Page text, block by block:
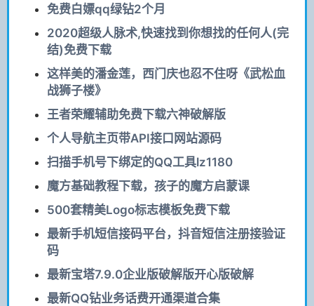
免费白嫖qq绿钻2个月
2020超级人脉术,快速找到你想找的任何人(完
结)免费下载
这样美的潘金莲，西门庆也忍不住呀《武松血
战狮子楼》
王者荣耀辅助免费下载六神破解版
个人导航主页带API接口网站源码
扫描手机号下绑定的QQ工具lz1180
魔方基础教程下载，孩子的魔方启蒙课
500套精美Logo标志模板免费下载
最新手机短信接码平台，抖音短信注册接验证
码
最新宝塔7.9.0企业版破解版开心版破解
最新QQ钻业务话费开通渠道合集